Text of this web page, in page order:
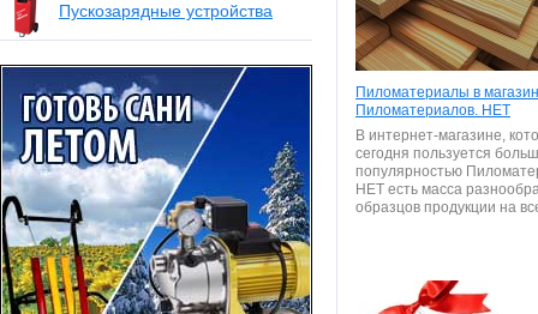
Пускозарядные устройства
Пиломатериалы в
Пиломатериалов. НЕТ
В интернет-магазине,
сегодня пользуется
популярностью
НЕТ есть масса
образцов продукции на